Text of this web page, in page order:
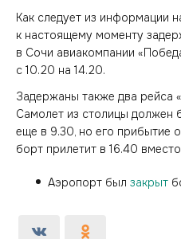
Как следует из информации
к настоящему моменту
в Сочи авиакомпании
с 10.20 на 14.20.
Задержаны также два рейса
Самолет из столицы должен
еще в 9.30, но его прибытие
борт прилетит в 16.40 вместо
Аэропорт был закрыт